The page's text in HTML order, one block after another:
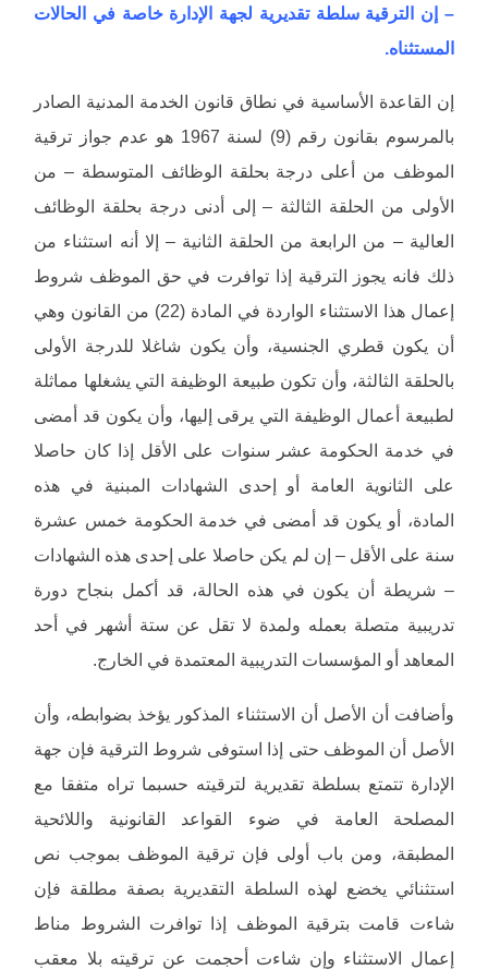
– إن الترقية سلطة تقديرية لجهة الإدارة خاصة في الحالات
المستثناه.
إن القاعدة الأساسية في نطاق قانون الخدمة المدنية الصادر
بالمرسوم بقانون رقم (9) لسنة 1967 هو عدم جواز ترقية
الموظف من أعلى درجة بحلقة الوظائف المتوسطة – من
الأولى من الحلقة الثالثة – إلى أدنى درجة بحلقة الوظائف
العالية – من الرابعة من الحلقة الثانية – إلا أنه استثناء من
ذلك فانه يجوز الترقية إذا توافرت في حق الموظف شروط
إعمال هذا الاستثناء الواردة في المادة (22) من القانون وهي
أن يكون قطري الجنسية، وأن يكون شاغلا للدرجة الأولى
بالحلقة الثالثة، وأن تكون طبيعة الوظيفة التي يشغلها مماثلة
لطبيعة أعمال الوظيفة التي يرقى إليها، وأن يكون قد أمضى
في خدمة الحكومة عشر سنوات على الأقل إذا كان حاصلا
على الثانوية العامة أو إحدى الشهادات المبنية في هذه
المادة، أو يكون قد أمضى في خدمة الحكومة خمس عشرة
سنة على الأقل – إن لم يكن حاصلا على إحدى هذه الشهادات
– شريطة أن يكون في هذه الحالة، قد أكمل بنجاح دورة
تدريبية متصلة بعمله ولمدة لا تقل عن ستة أشهر في أحد
المعاهد أو المؤسسات التدريبية المعتمدة في الخارج.
وأضافت أن الأصل أن الاستثناء المذكور يؤخذ بضوابطه، وأن
الأصل أن الموظف حتى إذا استوفى شروط الترقية فإن جهة
الإدارة تتمتع بسلطة تقديرية لترقيته حسبما تراه متفقا مع
المصلحة العامة في ضوء القواعد القانونية واللائحية
المطبقة، ومن باب أولى فإن ترقية الموظف بموجب نص
استثنائي يخضع لهذه السلطة التقديرية بصفة مطلقة فإن
شاءت قامت بترقية الموظف إذا توافرت الشروط مناط
إعمال الاستثناء وإن شاءت أحجمت عن ترقيته بلا معقب